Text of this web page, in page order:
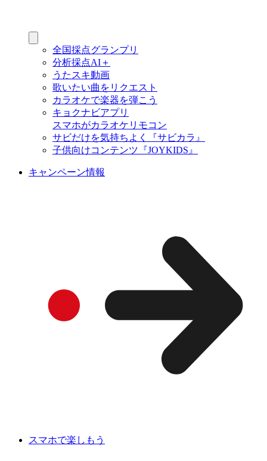
全国採点グランプリ
分析採点AI＋
うたスキ動画
歌いたい曲をリクエスト
カラオケで楽器を弾こう
キョクナビアプリ
スマホがカラオケリモコン
サビだけを気持ちよく『サビカラ』
子供向けコンテンツ『JOYKIDS』
キャンペーン情報
スマホで楽しもう